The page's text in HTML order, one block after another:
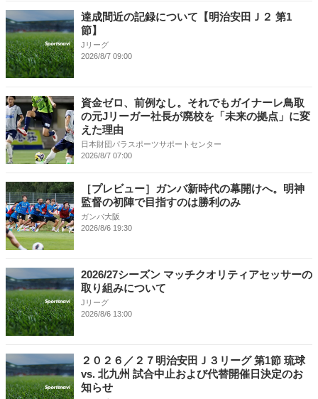
達成間近の記録について【明治安田Ｊ２ 第1
節】
Jリーグ
2026/8/7 09:00
資金ゼロ、前例なし。それでもガイナーレ鳥取
の元Jリーガー社長が廃校を「未来の拠点」に変
えた理由
日本財団パラスポーツサポートセンター
2026/8/7 07:00
［プレビュー］ガンバ新時代の幕開けへ。明神
監督の初陣で目指すのは勝利のみ
ガンバ大阪
2026/8/6 19:30
2026/27シーズン マッチクオリティアセッサーの
取り組みについて
Jリーグ
2026/8/6 13:00
２０２６／２７明治安田Ｊ３リーグ 第1節 琉球
vs. 北九州 試合中止および代替開催日決定のお
知らせ